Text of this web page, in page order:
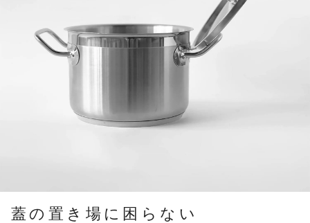
蓋の置き場に困らない